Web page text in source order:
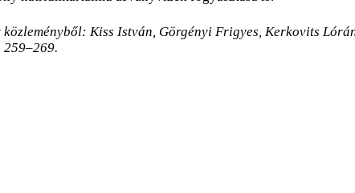
Kiss István, Görgényi Frigyes, Kerkovits